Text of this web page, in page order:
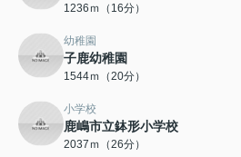
1236ｍ（16分）
幼稚園
子鹿幼稚園
1544ｍ（20分）
小学校
鹿嶋市立鉢形小学校
2037ｍ（26分）